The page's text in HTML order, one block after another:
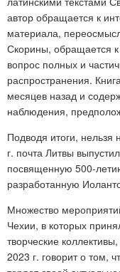
автор обращается к
материала,
Скорины, обращается к
вопрос полных и
распространения.
месяцев назад и
наблюдения,
Подводя итоги, нельзя
г. почта Литвы
посвященную 500-
разработанную
Множество
Чехии, в которых
творческие
2023 г. говорит о том,